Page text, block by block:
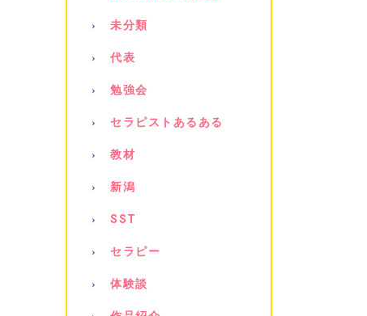
未分類
代表
勉強会
セラピストあるある
教材
新潟
SST
セラピー
体験談